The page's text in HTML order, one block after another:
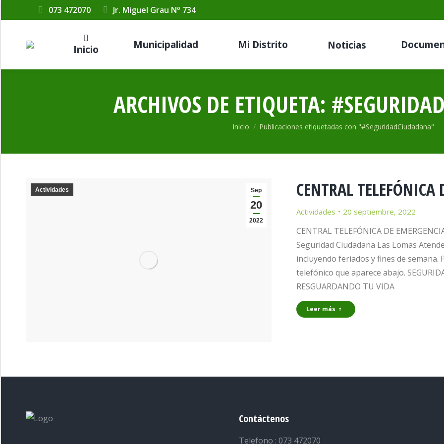
073 472070 Jr. Miguel Grau Nº 734
Inicio Municipalidad Mi Distrito Noticias
ARCHIVOS DE ETIQUETA:
Estás aquí:
Inicio Publicaciones etiquetadas con "#SeguridadCiudadana"
Sep
20
2022
Actividades CENTRAL TELEFÓNICA
Actividades 20 septiembre, 2022
CENTRAL TELEFÓNICA DE
Seguridad Ciudadana Las Lomas
incluyendo feriados y fines de
telefónico que aparece abajo.
RESGUARDANDO TU VIDA
Leer más
Contáctenos
Telefono : 073 472070